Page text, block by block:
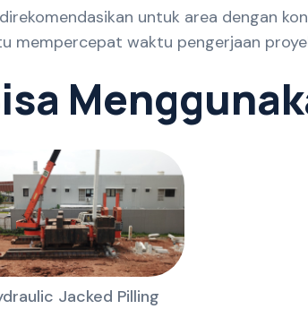
untuk area dengan
mempercepat waktu pengerjaan
isa Menggunak
Jacked Pilling